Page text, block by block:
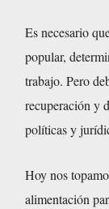
Es necesario
popular,
trabajo. Pero
recuperación y
políticas y
Hoy nos
alimentación